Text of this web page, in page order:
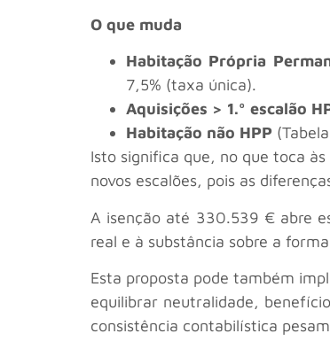
O que muda
Habitação Própria
7,5% (taxa única).
Aquisições > 1.º escalão
Habitação não HPP
Isto significa que, no que toca
novos escalões, pois as
A isenção até 330.539 € abre
real e à substância sobre a
Esta proposta pode também
equilibrar neutralidade,
consistência contabilística